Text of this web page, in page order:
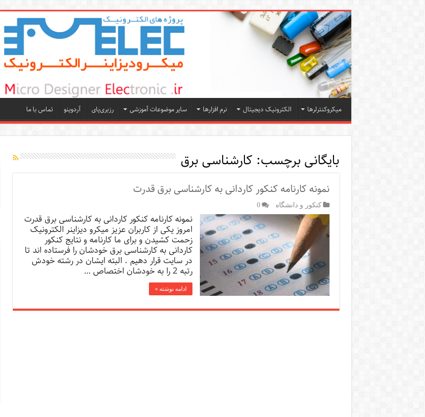
میکروکنترلرها الکترونیک دیجیتال نرم افزارها سایر موضوعات آموزشی رزبری‌پای آردوینو تماس با ما
بایگانی برچسب: کارشناسی برق
نمونه کارنامه کنکور کاردانی به کارشناسی برق قدرت
کنکور و دانشگاه 0
نمونه کارنامه کنکور کاردانی به کارشناسی برق قدرت
امروز یکی از کاربران عزیز میکرو دیزاینر الکترونیک
زحمت کشیدن و برای ما کارنامه و نتایج کنکور
کاردانی به کارشناسی برق خودشان را فرستاده اند تا
در سایت قرار دهیم . البته ایشان در رشته خودش
رتبه 2 را به خودشان اختصاص …
ادامه نوشته »